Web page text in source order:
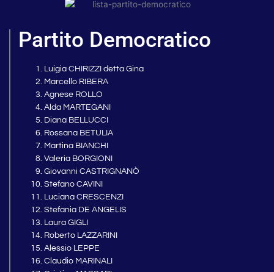
Partito Democratico
Luigia CHIRIZZI detta Gina
Marcello RIBERA
Agnese ROLLO
Alda MARTEGANI
Diana BELLUCCI
Rossana BETULIA
Martina BIANCHI
Valeria BORGIONI
Giovanni CASTRIGNANÒ
Stefano CAVINI
Luciana CRESCENZI
Stefania DE ANGELIS
Laura GIGLI
Roberto LAZZARINI
Alessio LEPPE
Claudio MARINALI